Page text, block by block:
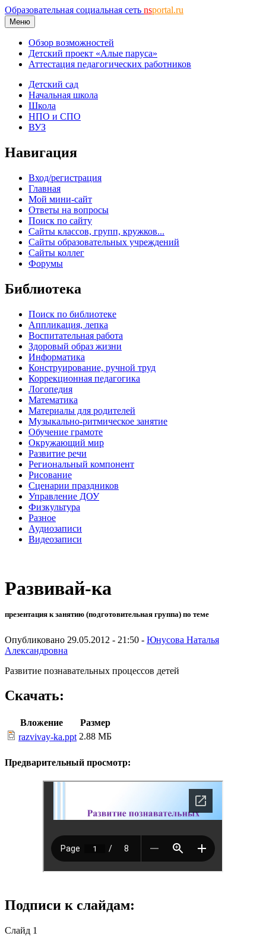
Образовательная социальная сеть nsportal.ru
Меню
Обзор возможностей
Детский проект «Алые паруса»
Аттестация педагогических работников
Детский сад
Начальная школа
Школа
НПО и СПО
ВУЗ
Навигация
Вход/регистрация
Главная
Мой мини-сайт
Ответы на вопросы
Поиск по сайту
Сайты классов, групп, кружков...
Сайты образовательных учреждений
Сайты коллег
Форумы
Библиотека
Поиск по библиотеке
Аппликация, лепка
Воспитательная работа
Здоровый образ жизни
Информатика
Конструирование, ручной труд
Коррекционная педагогика
Логопедия
Математика
Материалы для родителей
Музыкально-ритмическое занятие
Обучение грамоте
Окружающий мир
Развитие речи
Региональный компонент
Рисование
Сценарии праздников
Управление ДОУ
Физкультура
Разное
Аудиозаписи
Видеозаписи
Развивай-ка
презентация к занятию (подготовительная группа) по теме
Опубликовано 29.05.2012 - 21:50 - Юнусова Наталья
Александровна
Развитие познавательных процессов детей
Скачать:
Вложение
Размер
razvivay-ka.ppt 2.88 МБ
Предварительный просмотр:
Подписи к слайдам:
Слайд 1